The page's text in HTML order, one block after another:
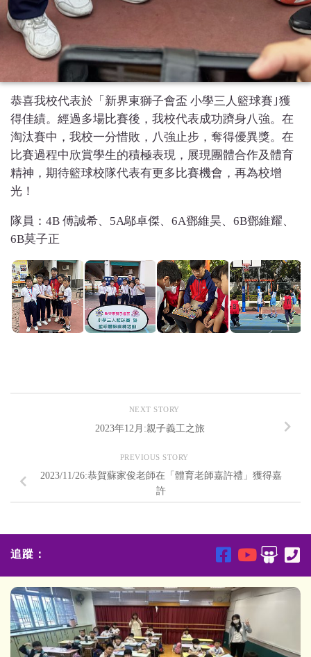
恭喜我校代表於「新界東獅子會盃 小學三人籃球賽｣獲
得佳績。經過多場比賽後，我校代表成功躋身八強。在
淘汰賽中，我校一分惜敗，八強止步，奪得優異獎。在
比賽過程中欣賞學生的積極表現，展現團體合作及體育
精神，期待籃球校隊代表有更多比賽機會，再為校增
光！
隊員：4B 傅誠希、5A鄔卓傑、6A鄧維昊、6B鄧維耀、
6B莫子正
NEXT STORY
2023年12月:親子義工之旅
PREVIOUS STORY
2023/11/26:恭賀蘇家俊老師在「體育老師嘉許禮」獲得嘉
許
追蹤：